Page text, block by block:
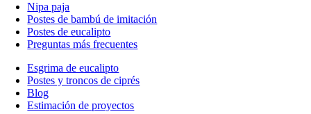
Nipa paja
Postes de bambú de imitación
Postes de eucalipto
Preguntas más frecuentes
Esgrima de eucalipto
Postes y troncos de ciprés
Blog
Estimación de proyectos